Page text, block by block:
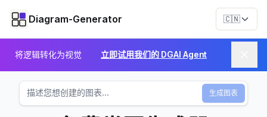
Diagram-Generator 🇨🇳
将逻辑转化为视觉 立即试用我们的 DGAI Agent
生成图表